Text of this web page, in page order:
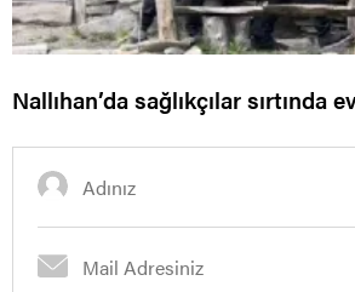
Nallıhan’da sağlıkçılar sırtında